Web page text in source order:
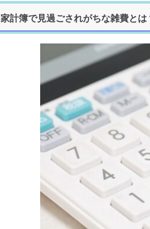
家計簿で見過ごされがちな雑費とは